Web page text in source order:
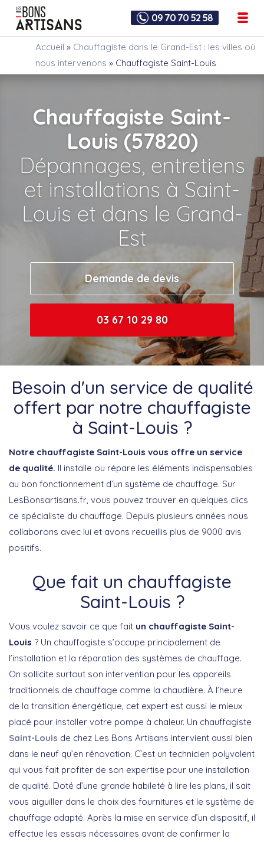
09 70 70 52 58
Accueil » Chauffagiste dans le Grand-Est : les villes où
nous intervenons » Chauffagiste Saint-Louis
Chauffagiste Saint-
Louis (57820)
Dépannages, entretiens
et installations à Saint-
Louis et dans le Grand-
Est
Demande de devis
03 67 10 29 80
Besoin d'un service de qualité
offert par notre chauffagiste
à Saint-Louis ?
Notre chauffagiste Saint-Louis vous offre un service
de qualité. Il installe ou répare les éléments indispensables
au bon fonctionnement d’un système de chauffage. Sur
LesBonsartisans.fr, vous pouvez trouver en quelques clics
ce spécialiste du chauffage. Depuis plusieurs années nous
collaborons avec lui et avons recueillis plus de 9000 avis
positifs.
Que fait un chauffagiste
Saint-Louis ?
Vous voulez savoir ce que fait un chauffagiste Saint-
Louis ? Un chauffagiste s’occupe principalement de
l’installation et la réparation des systèmes de chauffage.
On sollicite surtout son intervention pour les appareils
traditionnels de chauffage comme la chaudière. À l’heure
de la transition énergétique, cet expert est aussi le mieux
placé pour installer votre pompe à chaleur. Un chauffagiste
Saint-Louis de chez Les Bons Artisans intervient aussi bien
dans le neuf qu’en rénovation. C’est un technicien polyvalent
qui vous fait profiter de son expertise pour une installation
de qualité. Doté d’une grande habileté à lire les plans, il sait
vous aiguiller dans le choix des fournitures et le système de
chauffage adapté. Après la mise en service d’un dispositif, il
effectue les essais nécessaires avant de confirmer la